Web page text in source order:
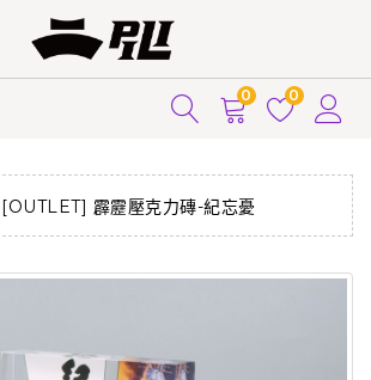
0 0
[OUTLET] 霹靂壓克力磚-紀忘憂